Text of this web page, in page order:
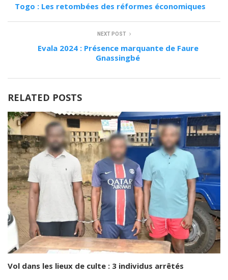
Togo : Les retombées des réformes économiques
NEXT POST
Evala 2024 : Présence marquante de Faure
Gnassingbé
RELATED POSTS
Vol dans les lieux de culte : 3 individus arrêtés